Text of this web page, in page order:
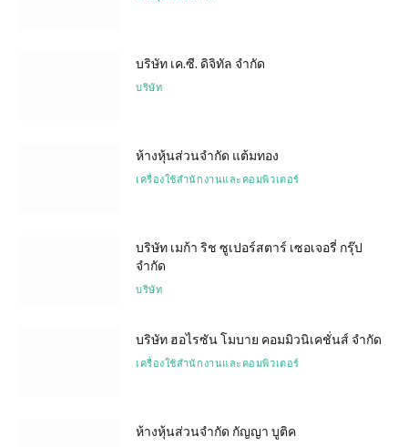
บริษัท เค.ซี. ดิจิทัล จำกัด
บริษัท
ห้างหุ้นส่วนจำกัด แต้มทอง
เครื่องใช้สำนักงานและคอมพิวเตอร์
บริษัท เมก้า ริช ซูเปอร์สตาร์ เซอเจอรี่ กรุ๊ป
จำกัด
บริษัท
บริษัท ฮอไรซัน โมบาย คอมมิวนิเคชั่นส์ จำกัด
เครื่องใช้สำนักงานและคอมพิวเตอร์
ห้างหุ้นส่วนจำกัด กัญญา บูติค